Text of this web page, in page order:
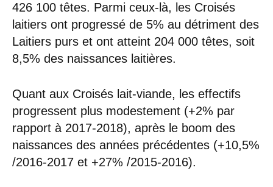
426 100 têtes. Parmi ceux-là, les Croisés
laitiers ont progressé de 5% au détriment des
Laitiers purs et ont atteint 204 000 têtes, soit
8,5% des naissances laitières.
Quant aux Croisés lait-viande, les effectifs
progressent plus modestement (+2% par
rapport à 2017-2018), après le boom des
naissances des années précédentes (+10,5%
/2016-2017 et +27% /2015-2016).